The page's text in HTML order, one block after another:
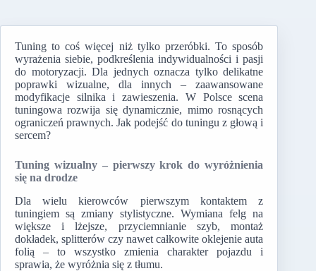
Tuning to coś więcej niż tylko przeróbki. To sposób
wyrażenia siebie, podkreślenia indywidualności i pasji
do motoryzacji. Dla jednych oznacza tylko delikatne
poprawki wizualne, dla innych – zaawansowane
modyfikacje silnika i zawieszenia. W Polsce scena
tuningowa rozwija się dynamicznie, mimo rosnących
ograniczeń prawnych. Jak podejść do tuningu z głową i
sercem?
Tuning wizualny – pierwszy krok do wyróżnienia
się na drodze
Dla wielu kierowców pierwszym kontaktem z
tuningiem są zmiany stylistyczne. Wymiana felg na
większe i lżejsze, przyciemnianie szyb, montaż
dokładek, splitterów czy nawet całkowite oklejenie auta
folią – to wszystko zmienia charakter pojazdu i
sprawia, że wyróżnia się z tłumu.